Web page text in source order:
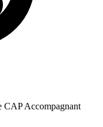
CAP Accompagnant